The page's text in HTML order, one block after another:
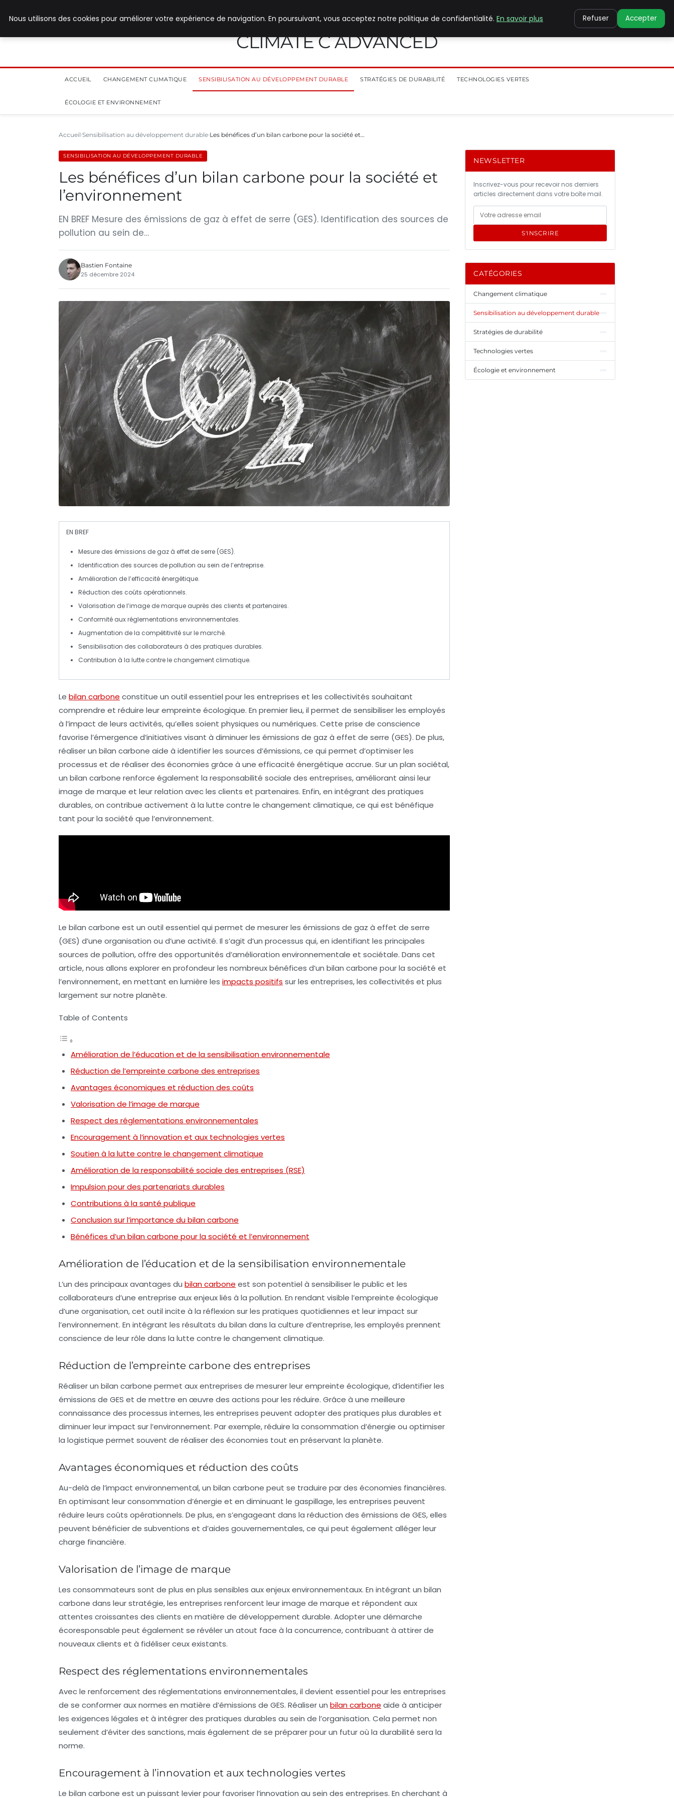
CLIMATE C ADVANCED
ACCUEIL CHANGEMENT CLIMATIQUE SENSIBILISATION AU DÉVELOPPEMENT DURABLE STRATÉGIES DE DURABILITÉ TECHNOLOGIES VERTES
ÉCOLOGIE ET ENVIRONNEMENT
Accueil Sensibilisation au développement durable Les bénéfices d’un bilan carbone pour la société et…
SENSIBILISATION AU DÉVELOPPEMENT DURABLE
Les bénéfices d’un bilan carbone pour la société et
l’environnement
EN BREF Mesure des émissions de gaz à effet de serre (GES). Identification des sources de
pollution au sein de…
Bastien Fontaine
25 décembre 2024
EN BREF
Mesure des émissions de gaz à effet de serre (GES).
Identification des sources depollution au sein de l’entreprise.
Amélioration de l’efficacité énergétique.
Réduction des coûts opérationnels.
Valorisation de l’image de marque auprès des clients et partenaires.
Conformité auxréglementations environnementales.
Augmentation de la compétitivité sur le marché.
Sensibilisation des collaborateurs à des pratiques durables.
Contribution à la lutte contre le changement climatique.
Le bilan carbone constitue un outil essentiel pour les entreprises et les collectivités souhaitant
comprendre et réduire leurempreinte écologique. En premier lieu, il permet de sensibiliserles employés
à l’impact de leurs activités, qu’elles soient physiques ou numériques. Cette prise de conscience
favorise l’émergence d’initiatives visant à diminuer les émissions de gaz à effet de serre (GES). De plus,
réaliser un bilan carbone aide à identifier les sources d’émissions, ce qui permet d’optimiser les
processus et de réaliser des économies grâce à une efficacité énergétique accrue. Sur un plan sociétal,
un bilan carbone renforce également la responsabilité sociale des entreprises, améliorant ainsi leur
image de marque et leur relation avec les clients et partenaires. Enfin, en intégrant des pratiques
durables, on contribue activement à la lutte contre le changement climatique, ce qui est bénéfique
tant pour la société que l’environnement.
Le bilan carbone est un outil essentiel qui permet de mesurer les émissions de gaz à effet de serre
(GES) d’une organisation ou d’une activité. Il s’agit d’un processus qui, en identifiant les principales
sources de pollution, offre des opportunités d’amélioration environnementale et sociétale. Dans cet
article, nous allons explorer en profondeur les nombreuxbénéfices d’un bilan carbone pour la société et
l’environnement, en mettant en lumière les impacts positifs sur les entreprises, les collectivités et plus
largement sur notre planète.
Table of Contents
Amélioration de l’éducation et de la sensibilisation environnementale
Réduction de l’empreinte carbone des entreprises
Avantages économiques et réduction des coûts
Valorisation de l’image de marque
Respect des réglementations environnementales
Encouragement à l’innovation et aux technologies vertes
Soutien à la lutte contre le changement climatique
Amélioration de la responsabilité sociale des entreprises (RSE)
Impulsion pour des partenariats durables
Contributions à la santé publique
Conclusion sur l’importance du bilan carbone
Bénéfices d’un bilan carbone pour la société et l’environnement
Amélioration de l’éducation et de la sensibilisation environnementale
L’un des principaux avantages du bilan carbone est son potentiel à sensibiliserle public et les
collaborateurs d’une entreprise aux enjeux liés à la pollution. En rendant visible l’empreinte écologique
d’une organisation, cet outil incite à la réflexion sur les pratiques quotidiennes et leur impact sur
l’environnement. En intégrant les résultats du bilan dans la culture d’entreprise, les employés prennent
conscience de leur rôle dans la lutte contre le changement climatique.
Réduction de l’empreinte carbone des entreprises
Réaliser un bilan carbone permet aux entreprises de mesurerleur empreinte écologique, d’identifier les
émissions de GES et de mettre en œuvre des actions pour les réduire. Grâce à une meilleure
connaissance des processus internes, les entreprises peuvent adopter des pratiques plus durables et
diminuer leur impact sur l’environnement. Par exemple, réduire la consommation d’énergie ou optimiser
la logistique permet souvent de réaliser des économies tout en préservant la planète.
Avantages économiques et réduction des coûts
Au-delà de l’impact environnemental, un bilan carbone peut se traduire par des économies financières.
En optimisant leur consommation d’énergie et en diminuant le gaspillage, les entreprises peuvent
réduire leurs coûts opérationnels. De plus, en s’engageant dans la réduction des émissions de GES, elles
peuvent bénéficier de subventions et d’aides gouvernementales, ce qui peut également alléger leur
charge financière.
Valorisation de l’image de marque
Les consommateurs sont de plus en plus sensibles aux enjeux environnementaux. En intégrant un bilan
carbone dans leur stratégie, les entreprises renforcent leurimage de marque et répondent aux
attentes croissantes des clients en matière de développement durable. Adopter une démarche
écoresponsable peut également se révéler un atout face à la concurrence, contribuant à attirer de
nouveaux clients et à fidéliser ceux existants.
Respect des réglementations environnementales
Avec le renforcement des réglementations environnementales, il devient essentiel pour les entreprises
de se conformer aux normes en matière d’émissions de GES. Réaliser un bilan carbone aide à anticiper
les exigences légales et à intégrer des pratiques durables au sein de l’organisation. Cela permet non
seulement d’éviter des sanctions, mais également de se préparer pour un futur où la durabilité sera la
norme.
Encouragement à l’innovation et aux technologies vertes
Le bilan carbone est un puissant levier pour favoriserl’innovation au sein des entreprises. En cherchant à
NEWSLETTER
Inscrivez-vous pour recevoir nos derniers
articles directement dans votre boîte mail.
S'INSCRIRE
CATÉGORIES
Changement climatique
Sensibilisation au développement durable
Stratégies de durabilité
Technologies vertes
Écologie et environnement
Nous utilisons des cookies pour améliorer votre expérience de navigation. En poursuivant, vous acceptez notre politique de confidentialité. En savoir plus Refuser Accepter